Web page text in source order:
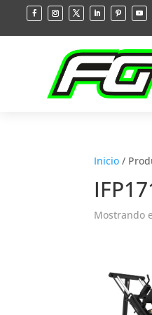
Inicio /
Mostrando